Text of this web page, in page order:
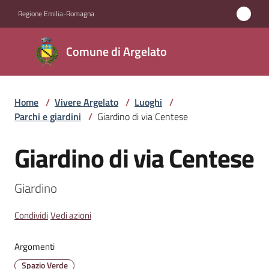
Regione Emilia-Romagna
Comune di Argelato
Comune
di
Argelato
Novità
Servizi
Argelato
Menu selezionato
Home / Vivere Argelato / Luoghi /
Parchi e giardini / Giardino di via Centese
Salta al contenuto
Giardino di via Centese
Giardino
CondividiVedi azioni
Argomenti
Spazio Verde